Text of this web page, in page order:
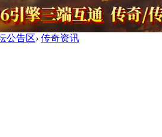
公告区› 传奇资讯